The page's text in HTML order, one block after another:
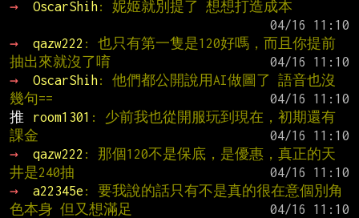
→
OscarShih: 妮姬就別提了 想想打造成本
→
qazw222 : 也只有第一隻是120好嗎，而且你提前
抽出來就沒了唷
→
OscarShih: 他們都公開說用AI做圖了 語音也沒
幾句==
推
room1301 : 少前我也從開服玩到現在，初期還有
課金
→
qazw222 : 那個120不是保底，是優惠，真正的天
井是240抽
→
a22345e : 要我說的話只有不是真的很在意個別角
色本身 但又想滿足